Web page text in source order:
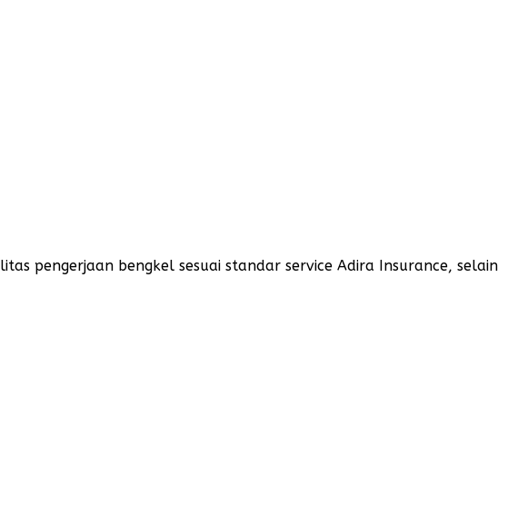
pengerjaan bengkel sesuai standar service Adira Insurance, selain